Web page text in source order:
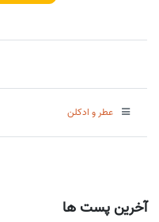
آخرین پست ها
عطر و ادکلن